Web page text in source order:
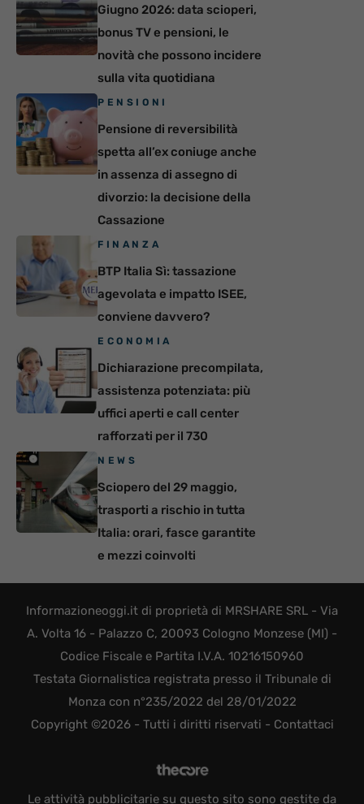
Giugno 2026: data scioperi,
bonus TV e pensioni, le
novità che possono incidere
sulla vita quotidiana
PENSIONI
Pensione di reversibilità
spetta all’ex coniuge anche
in assenza di assegno di
divorzio: la decisione della
Cassazione
FINANZA
BTP Italia Sì: tassazione
agevolata e impatto ISEE,
conviene davvero?
ECONOMIA
Dichiarazione precompilata,
assistenza potenziata: più
uffici aperti e call center
rafforzati per il 730
NEWS
Sciopero del 29 maggio,
trasporti a rischio in tutta
Italia: orari, fasce garantite
e mezzi coinvolti
Informazioneoggi.it di proprietà di MRSHARE SRL - Via
A. Volta 16 - Palazzo C, 20093 Cologno Monzese (MI) -
Codice Fiscale e Partita I.V.A. 10216150960
Testata Giornalistica registrata presso il Tribunale di
Monza con n°235/2022 del 28/01/2022
Copyright ©2026 - Tutti i diritti riservati - Contattaci
Le attività pubblicitarie su questo sito sono gestite da